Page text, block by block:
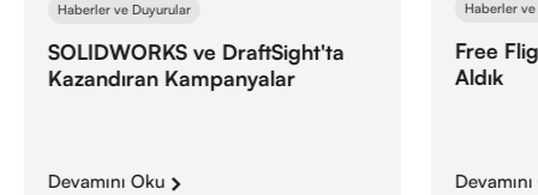
Haberler ve Duyurular
SOLIDWORKS ve DraftSight'ta
Kazandıran Kampanyalar
Devamını Oku
Haberler
Free
Aldık